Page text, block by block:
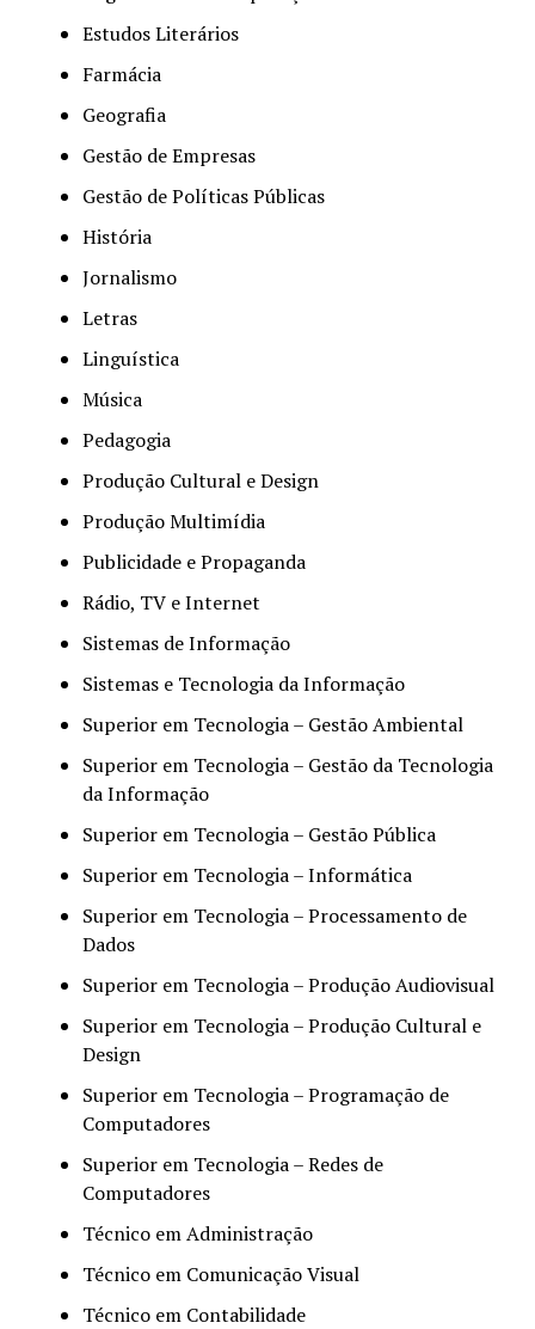
Estudos Literários
Farmácia
Geografia
Gestão de Empresas
Gestão de Políticas Públicas
História
Jornalismo
Letras
Linguística
Música
Pedagogia
Produção Cultural e Design
Produção Multimídia
Publicidade e Propaganda
Rádio, TV e Internet
Sistemas de Informação
Sistemas e Tecnologia da Informação
Superior em Tecnologia – Gestão Ambiental
Superior em Tecnologia – Gestão da Tecnologia
da Informação
Superior em Tecnologia – Gestão Pública
Superior em Tecnologia – Informática
Superior em Tecnologia – Processamento de
Dados
Superior em Tecnologia – Produção Audiovisual
Superior em Tecnologia – Produção Cultural e
Design
Superior em Tecnologia – Programação de
Computadores
Superior em Tecnologia – Redes de
Computadores
Técnico em Administração
Técnico em Comunicação Visual
Técnico em Contabilidade